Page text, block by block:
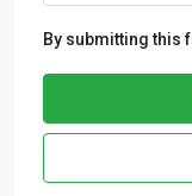
By submitting this